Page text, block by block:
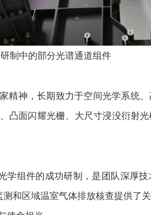
研制中的部分光谱通道组件
精神，长期致力于空间光学系统
凸面闪耀光栅、大尺寸浸没衍射
学组件的成功研制，是团队深厚
测和区域温室气体排放核查提供了